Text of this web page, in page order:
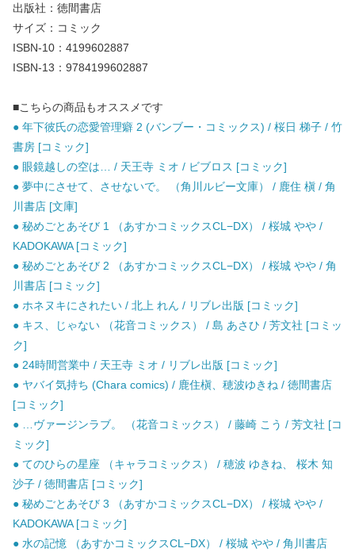
出版社：徳間書店
サイズ：コミック
ISBN-10：4199602887
ISBN-13：9784199602887
■こちらの商品もオススメです
● 年下彼氏の恋愛管理癖 2 (バンブー・コミックス) / 桜日 梯子 / 竹
書房 [コミック]
● 眼鏡越しの空は… / 天王寺 ミオ / ビブロス [コミック]
● 夢中にさせて、させないで。 （角川ルビー文庫） / 鹿住 槇 / 角
川書店 [文庫]
● 秘めごとあそび 1 （あすかコミックスCL−DX） / 桜城 やや /
KADOKAWA [コミック]
● 秘めごとあそび 2 （あすかコミックスCL−DX） / 桜城 やや / 角
川書店 [コミック]
● ホネヌキにされたい / 北上 れん / リブレ出版 [コミック]
● キス、じゃない （花音コミックス） / 島 あさひ / 芳文社 [コミッ
ク]
● 24時間営業中 / 天王寺 ミオ / リブレ出版 [コミック]
● ヤバイ気持ち (Chara comics) / 鹿住槇、穂波ゆきね / 徳間書店
[コミック]
● …ヴァージンラブ。 （花音コミックス） / 藤崎 こう / 芳文社 [コ
ミック]
● てのひらの星座 （キャラコミックス） / 穂波 ゆきね、 桜木 知
沙子 / 徳間書店 [コミック]
● 秘めごとあそび 3 （あすかコミックスCL−DX） / 桜城 やや /
KADOKAWA [コミック]
● 水の記憶 （あすかコミックスCL−DX） / 桜城 やや / 角川書店